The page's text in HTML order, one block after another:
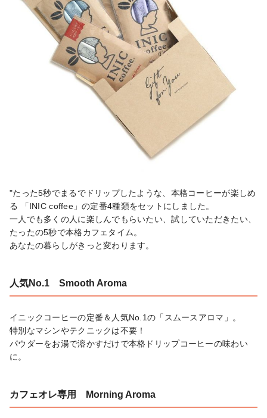
"たった5秒でまるでドリップしたような、本格コーヒーが楽しめ
る 「INIC coffee」の定番4種類をセットにしました。
一人でも多くの人に楽しんでもらいたい、試していただきたい、
たったの5秒で本格カフェタイム。
あなたの暮らしがきっと変わります。
人気No.1 Smooth Aroma
イニックコーヒーの定番＆人気No.1の「スムースアロマ」。
特別なマシンやテクニックは不要！
パウダーをお湯で溶かすだけで本格ドリップコーヒーの味わい
に。
カフェオレ専用 Morning Aroma